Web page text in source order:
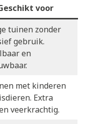
voor
tuinen zonder
gebruik.
en
met kinderen
Extra
veerkrachtig.